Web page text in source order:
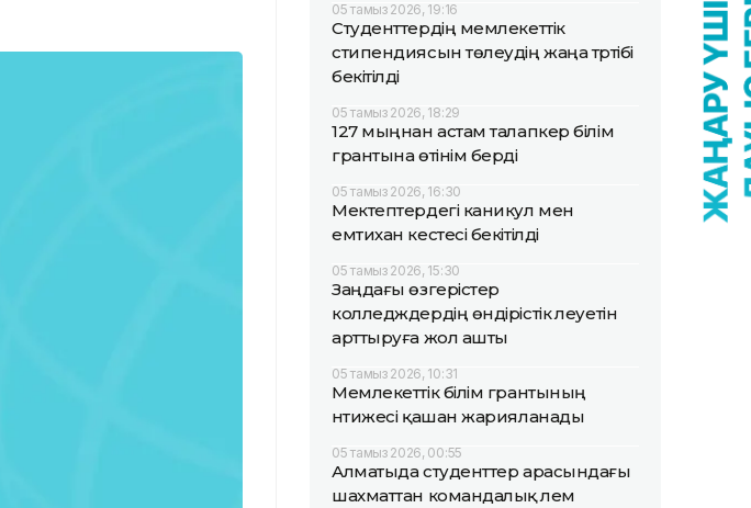
05 тамыз 2026, 19:16
Студенттердің мемлекеттік
стипендиясын төлеудің жаңа тәртібі
бекітілді
05 тамыз 2026, 18:29
127 мыңнан астам талапкер білім
грантына өтінім берді
05 тамыз 2026, 16:30
Мектептердегі каникул мен
емтихан кестесі бекітілді
05 тамыз 2026, 15:30
Заңдағы өзгерістер
колледждердің өндірістік әлеуетін
арттыруға жол ашты
05 тамыз 2026, 10:31
Мемлекеттік білім грантының
нәтижесі қашан жарияланады
05 тамыз 2026, 00:55
Алматыда студенттер арасындағы
шахматтан командалық әлем